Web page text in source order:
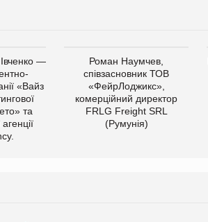
—
«Вайз
та
Роман Наумчев,
співзасновник ТОВ
«ФейрЛоджикс»,
комерційний директор
FRLG Freight SRL
(Румунія)